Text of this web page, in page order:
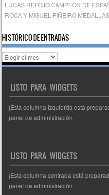
LUCAS REFOJO CAMPEÓN DE
ROCA Y MIGUEL PIÑEIRO
HISTÓRICO DE ENTRADAS
Histórico
de
LISTO PARA WIDGETS
¡Esta columna izquierda está
panel de administración.
LISTO PARA WIDGETS
¡Esta columna centrada está
panel de administración.